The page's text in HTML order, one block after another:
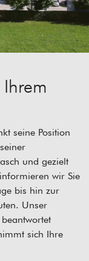
seine Position
und gezielt
wir Sie
bis hin zur
Unser
sich Ihre